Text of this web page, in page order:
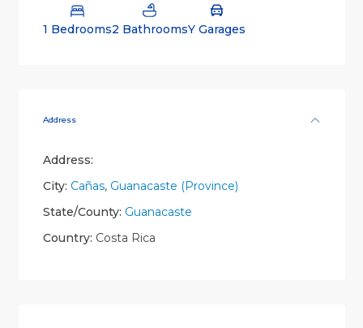
1 Bedrooms2 BathroomsY Garages
Address
Address:
City: Cañas, Guanacaste (Province)
State/County: Guanacaste
Country: Costa Rica